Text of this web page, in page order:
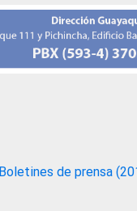
Boletines de prensa